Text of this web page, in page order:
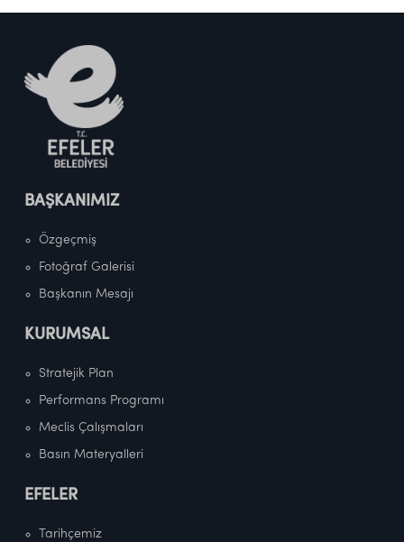
BAŞKANIMIZ
Özgeçmiş
Fotoğraf Galerisi
Başkanın Mesajı
KURUMSAL
Stratejik Plan
Performans Programı
Meclis Çalışmaları
Basın Materyalleri
EFELER
Tarihçemiz